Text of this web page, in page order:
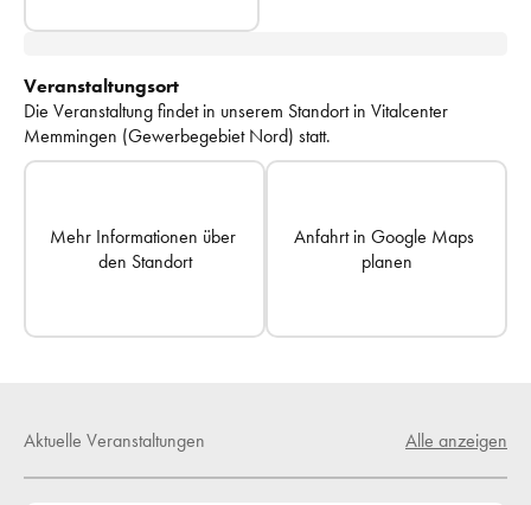
Veranstaltungsort
Die Veranstaltung findet in unserem Standort in Vitalcenter
Memmingen (Gewerbegebiet Nord) statt.
Mehr Informationen über
den Standort
Anfahrt in Google Maps
planen
Aktuelle Veranstaltungen Alle anzeigen